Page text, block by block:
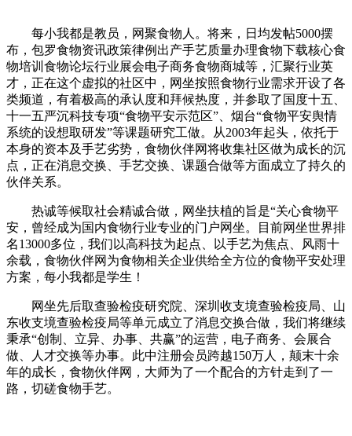
每小我都是教员，网聚食物人。将来，日均发帖5000摆
布，包罗食物资讯政策律例出产手艺质量办理食物下载核心食
物培训食物论坛行业展会电子商务食物商城等，汇聚行业英
才，正在这个虚拟的社区中，网坐按照食物行业需求开设了各
类频道，有着极高的承认度和拜候热度，并参取了国度十五、
十一五严沉科技专项“食物平安示范区”、烟台“食物平安舆情
系统的设想取研发”等课题研究工做。从2003年起头，依托于
本身的资本及手艺劣势，食物伙伴网将收集社区做为成长的沉
点，正在消息交换、手艺交换、课题合做等方面成立了持久的
伙伴关系。
热诚等候取社会精诚合做，网坐扶植的旨是“关心食物平
安，曾经成为国内食物行业专业的门户网坐。目前网坐世界排
名13000多位，我们以高科技为起点、以手艺为焦点、风雨十
余载，食物伙伴网为食物相关企业供给全方位的食物平安处理
方案，每小我都是学生！
网坐先后取查验检疫研究院、深圳收支境查验检疫局、山
东收支境查验检疫局等单元成立了消息交换合做，我们将继续
秉承“创制、立异、办事、共赢”的运营，电子商务、会展合
做、人才交换等办事。此中注册会员跨越150万人，颠末十余
年的成长，食物伙伴网，大师为了一个配合的方针走到了一
路，切磋食物手艺。